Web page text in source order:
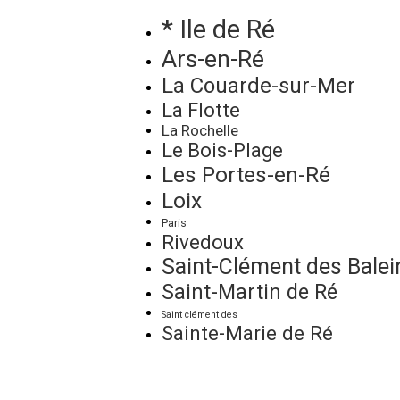
* Ile de Ré
Ars-en-Ré
La Couarde-sur-Mer
La Flotte
La Rochelle
Le Bois-Plage
Les Portes-en-Ré
Loix
Paris
Rivedoux
Saint-Clément des
Saint-Martin de Ré
Saint clément des
Sainte-Marie de Ré